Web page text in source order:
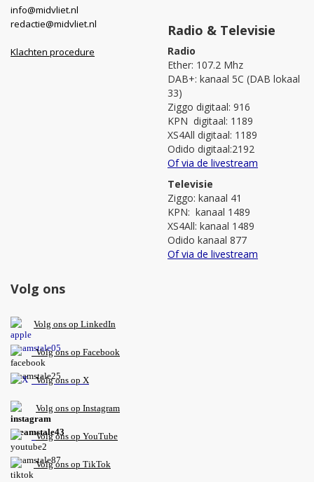
info@midvliet.nl
redactie@midvliet.nl
Klachten procedure
Radio & Televisie
Radio
Ether: 107.2 Mhz
DAB+: kanaal 5C (DAB lokaal
33)
Ziggo digitaal: 916
KPN digitaal: 1189
XS4All digitaal: 1189
Odido digitaal:2192
Of via de livestream
Televisie
Ziggo: kanaal 41
KPN: kanaal 1489
XS4All: kanaal 1489
Odido kanaal 877
Of via de livestream
Volg ons
Volg ons op LinkedIn
Volg ons op Facebook
Volg ons op X
Volg ons op Instagram
Volgons op YouTube
Volg ons op TikTok